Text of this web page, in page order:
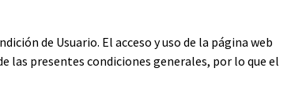
de Usuario. El acceso y uso de la página web
las presentes condiciones generales, por lo que el